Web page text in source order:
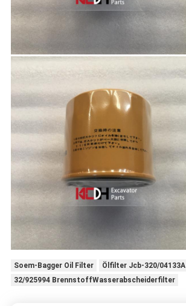
Soem-Bagger Oil Filter
Ölfilter Jcb-320/04133A
32/925994 BrennstoffWasserabscheiderfilter